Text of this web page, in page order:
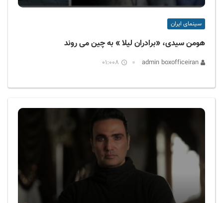
سینمای ایران
هومن سیدی، «برادران لیلا » به چین می روند
01:008